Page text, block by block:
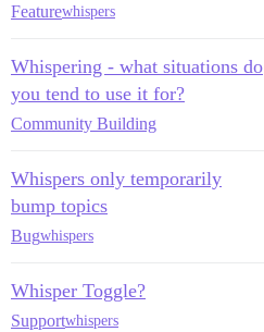
Featurewhispers
Whispering - what situations do
you tend to use it for?
Community Building
Whispers only temporarily
bump topics
Bugwhispers
Whisper Toggle?
Supportwhispers